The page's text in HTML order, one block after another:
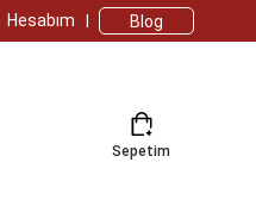
Hesabım Blog
Sepetim